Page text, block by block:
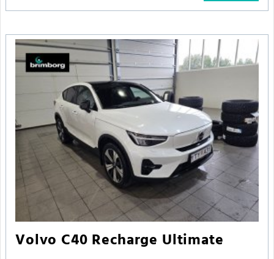
Volvo C40 Recharge Ultimate